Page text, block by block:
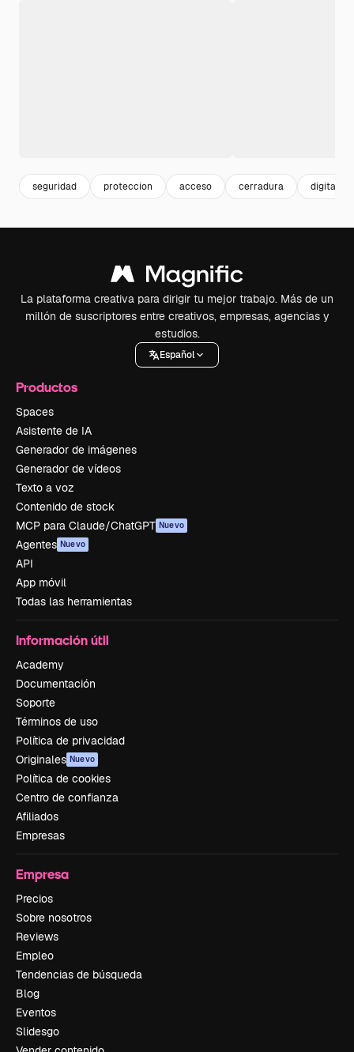
seguridad proteccion acceso cerradura digital
La plataforma creativa para dirigir tu mejor trabajo. Más de un
millón de suscriptores entre creativos, empresas, agencias y
estudios.
Español
Productos
Spaces
Asistente de IA
Generador de imágenes
Generador de vídeos
Texto a voz
Contenido de stock
MCP para Claude/ChatGPT Nuevo
Agentes Nuevo
API
App móvil
Todas las herramientas
Información útil
Academy
Documentación
Soporte
Términos de uso
Política de privacidad
Originales Nuevo
Política de cookies
Centro de confianza
Afiliados
Empresas
Empresa
Precios
Sobre nosotros
Reviews
Empleo
Tendencias de búsqueda
Blog
Eventos
Slidesgo